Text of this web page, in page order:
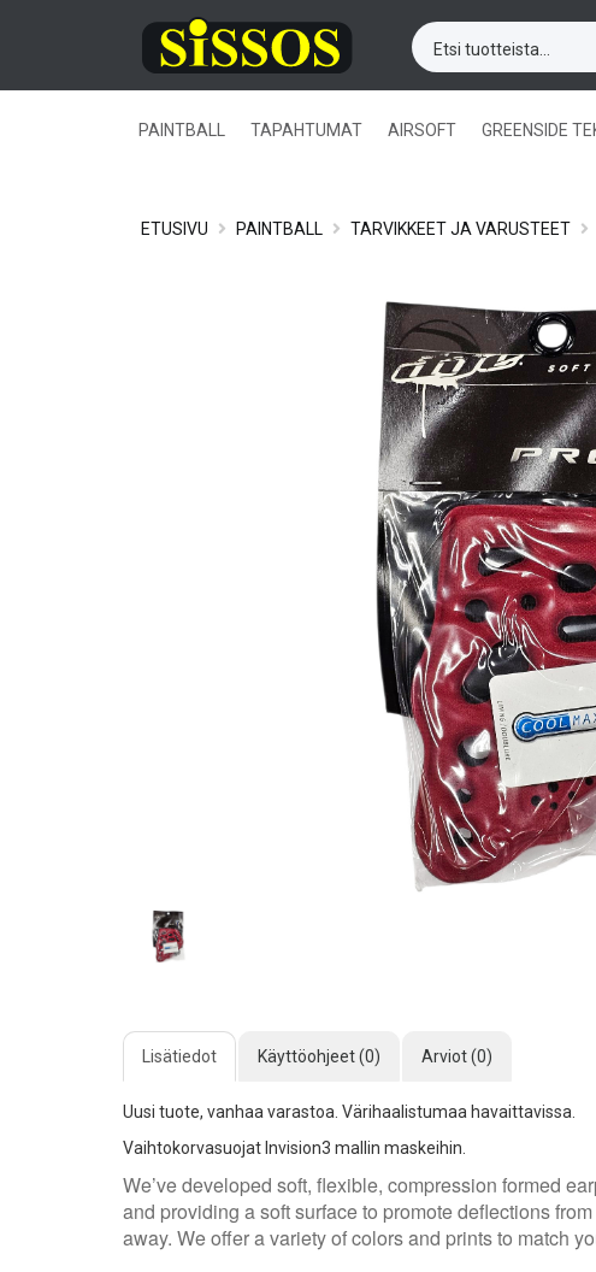
PAINTBALL TAPAHTUMAT AIRSOFT GREENSIDE
ETUSIVU PAINTBALL TARVIKKEET JA VARUSTEET
Lisätiedot Käyttöohjeet (0) Arviot (0)
Uusi tuote, vanhaa varastoa. Värihaalistumaa havaittavissa.
Vaihtokorvasuojat Invision3 mallin maskeihin.
We’ve developed soft, flexible, compression formed
and providing a soft surface to promote deflections
away. We offer a variety of colors and prints to match